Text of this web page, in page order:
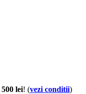
500 lei! (vezi conditii)